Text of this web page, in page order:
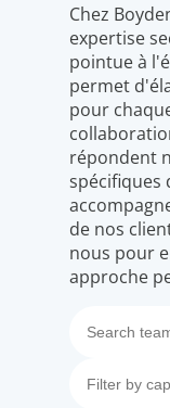
Chez
expertise
pointue à
permet
pour
répondent
spécifiques
de nos
nous pour
approche